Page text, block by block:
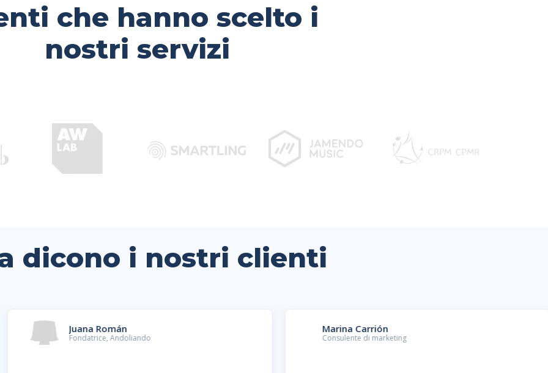
che hanno scelto i
nostri servizi
dicono i nostri clienti
Juana Román
Fondatrice, Andoliando
Marina Carrión
Consulente di marketing